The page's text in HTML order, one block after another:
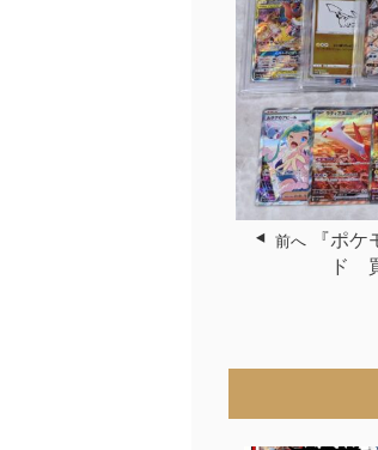
前へ
『ポ
ド